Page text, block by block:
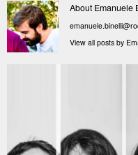
About Emanuele
View all posts by